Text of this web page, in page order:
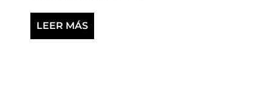
LEER MÁS